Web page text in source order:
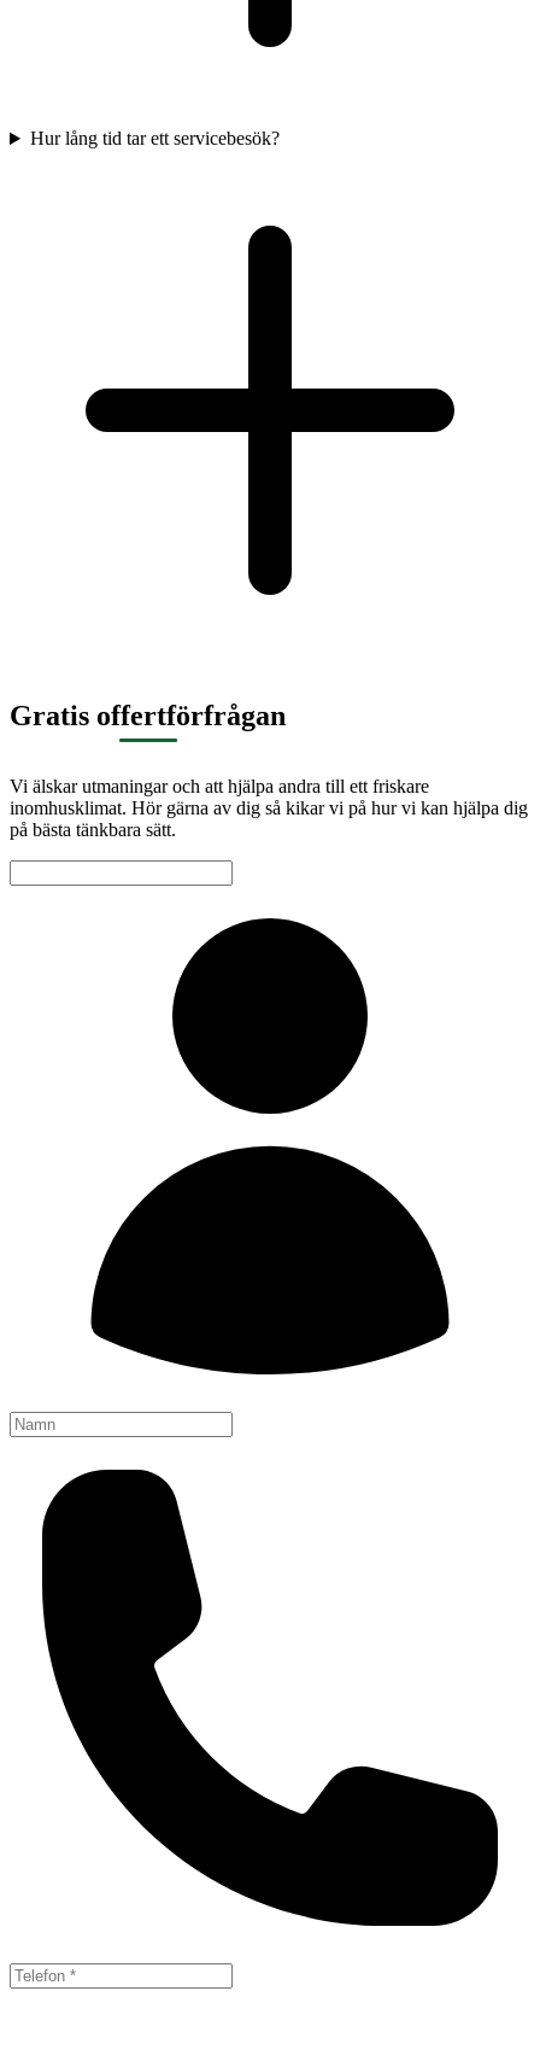
Hur lång tid tar ett servicebesök?
Gratis offertförfrågan
Vi älskar utmaningar och att hjälpa andra till ett friskare
inomhusklimat. Hör gärna av dig så kikar vi på hur vi kan hjälpa dig
på bästa tänkbara sätt.